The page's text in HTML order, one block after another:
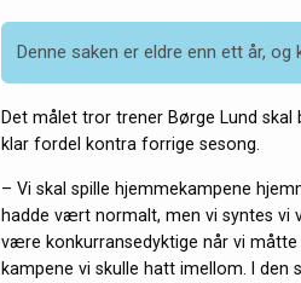
Denne saken er eldre enn ett år,
Det målet tror trener Børge Lund skal
klar fordel kontra forrige sesong.
– Vi skal spille hjemmekampene
hadde vært normalt, men vi syntes vi
være konkurransedyktige når vi
kampene vi skulle hatt imellom. I